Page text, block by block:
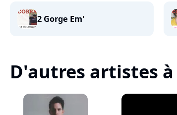
2 Gorge Em'
D'autres artistes